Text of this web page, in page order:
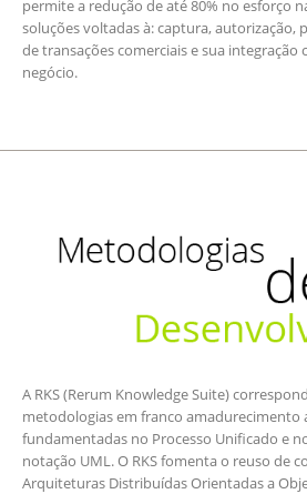
permite a redução de até 80% no esforço
soluções voltadas à: captura, autorização,
de transações comerciais e sua
negócio.
A RKS (Rerum Knowledge Suite)
metodologias em franco amadurecimento
fundamentadas no Processo Unificado e
notação UML. O RKS fomenta o reuso de
Arquiteturas Distribuídas Orientadas a